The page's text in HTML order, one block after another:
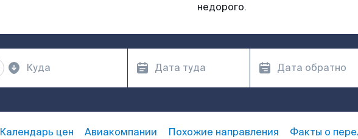
недорого.
Календарь цен Авиакомпании Похожие направления Факты о